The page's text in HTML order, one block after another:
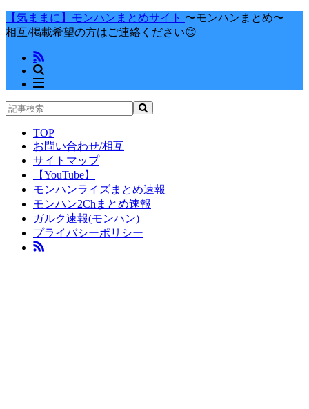
【気ままに】モンハンまとめサイト 〜モンハンまとめ〜
相互/掲載希望の方はご連絡ください😊
TOP
お問い合わせ/相互
サイトマップ
【YouTube】
モンハンライズまとめ速報
モンハン2Chまとめ速報
ガルク速報(モンハン)
プライバシーポリシー